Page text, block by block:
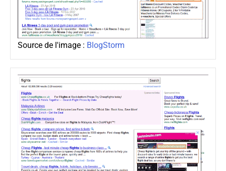
Source de l'image : BlogStorm